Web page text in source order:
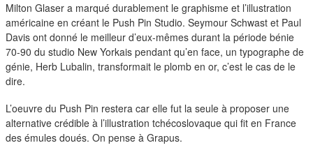
Milton Glaser a marqué durablement le graphisme et l’illustration
américaine en créant le Push Pin Studio. Seymour Schwast et Paul
Davis ont donné le meilleur d’eux-mêmes durant la période bénie
70-90 du studio New Yorkais pendant qu’en face, un typographe de
génie, Herb Lubalin, transformait le plomb en or, c’est le cas de le
dire.
L’oeuvre du Push Pin restera car elle fut la seule à proposer une
alternative crédible à l’illustration tchécoslovaque qui fit en France
des émules doués. On pense à Grapus.